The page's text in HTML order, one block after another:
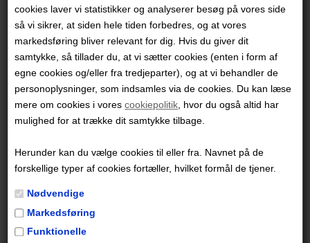
cookies laver vi statistikker og analyserer besøg på vores side
så vi sikrer, at siden hele tiden forbedres, og at vores
markedsføring bliver relevant for dig. Hvis du giver dit
samtykke, så tillader du, at vi sætter cookies (enten i form af
egne cookies og/eller fra tredjeparter), og at vi behandler de
personoplysninger, som indsamles via de cookies. Du kan læse
mere om cookies i vorescookiepolitik, hvor du også altid har
mulighed for at trække dit samtykke tilbage.
Herunder kan du vælge cookies til eller fra. Navnet på de
forskellige typer af cookies fortæller, hvilket formål de tjener.
Nødvendige
Markedsføring
Funktionelle
Forlaget COBOLT A/S
CVR-nr. 31 46 84 26
Sankt Peders Stræde 45, 2. 1453 København K
+45 70 26 26 92
kundeservice@cobolt.dk